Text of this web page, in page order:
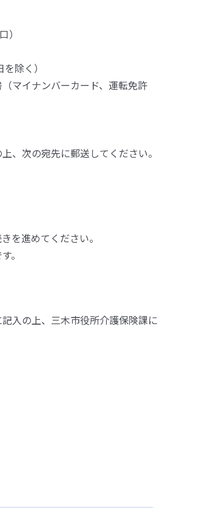
除く）
イナンバーカード、運転免許
、次の宛先に郵送してください。
を進めてください。
。
入の上、三木市役所介護保険課に